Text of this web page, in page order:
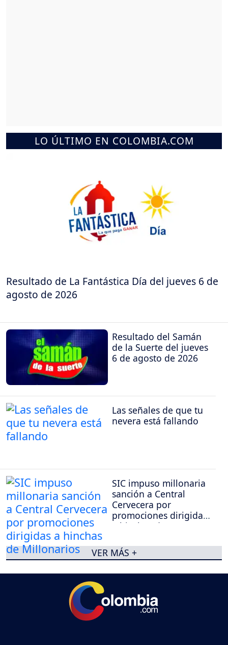
LO ÚLTIMO EN COLOMBIA.COM
Resultado de La Fantástica Día del jueves 6 de
agosto de 2026
Resultado del Samán
de la Suerte del jueves
6 de agosto de 2026
Las señales de que tu
nevera está fallando
SIC impuso millonaria
sanción a Central
Cervecera por
promociones dirigidas
a hinchas de
VER MÁS +